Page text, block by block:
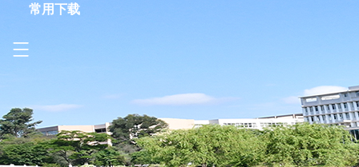
常用下载